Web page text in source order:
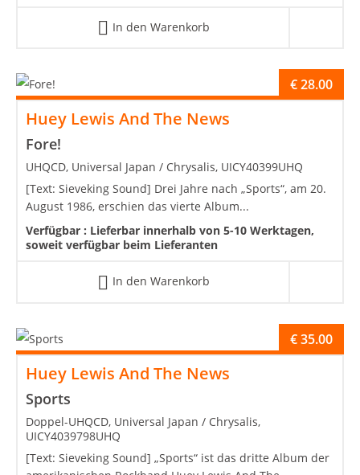
In den Warenkorb
Huey Lewis And The News
Fore!
€28.00
UHQCD, Universal Japan / Chrysalis, UICY40399UHQ
[Text: Sieveking Sound] Drei Jahre nach „Sports“, am 20.
August 1986, erschien das vierte Album...
Verfügbar : Lieferbar innerhalb von 5-10 Werktagen,
soweit verfügbar beim Lieferanten
In den Warenkorb
Huey Lewis And The News
Sports
€35.00
Doppel-UHQCD, Universal Japan / Chrysalis,
UICY4039798UHQ
[Text: Sieveking Sound] „Sports“ ist das dritte Album der